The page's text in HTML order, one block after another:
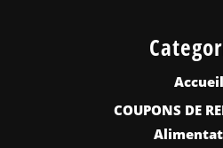
Accueil
COUPONS DE